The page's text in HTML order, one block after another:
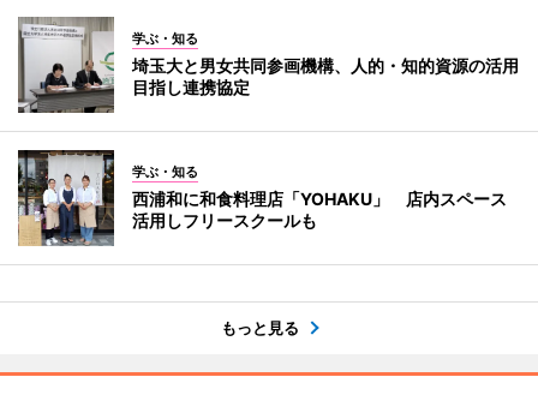
学ぶ・知る
埼玉大と男女共同参画機構、人的・知的資源の活用
目指し連携協定
学ぶ・知る
西浦和に和食料理店「YOHAKU」 店内スペース
活用しフリースクールも
もっと見る